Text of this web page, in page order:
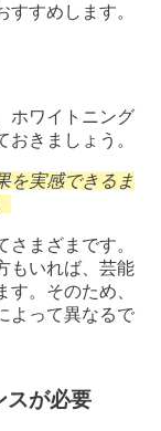
すめします。
ホワイトニング
きましょう。
を実感できるま
まざまです。
もいれば、芸能
。そのため、
よって異なるで
スが必要